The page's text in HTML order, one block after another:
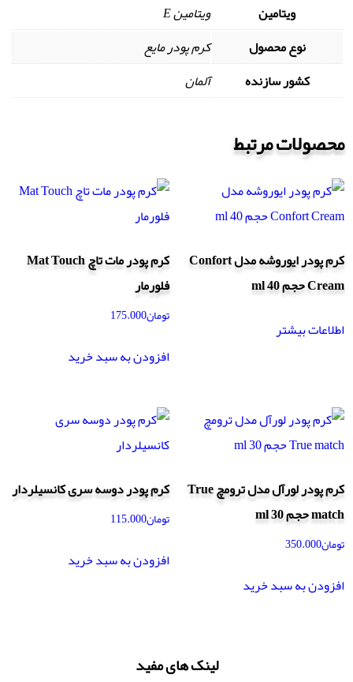
ویتامین
ویتامین E
نوع محصول
کرم پودر مایع
کشور سازنده
آلمان
محصولات مرتبط
کرم پودر ایوروشه مدل Confort
Cream حجم 40 ml
اطلاعات بیشتر
کرم پودر مات تاچ Mat Touch
فلورمار
تومان175.000
افزودن به سبد خرید
کرم پودر لورآل مدل ترومچ True
match حجم 30 ml
تومان350.000
افزودن به سبد خرید
کرم پودر دوسه سری کانسیلردار
تومان115.000
افزودن به سبد خرید
لینک های مفید